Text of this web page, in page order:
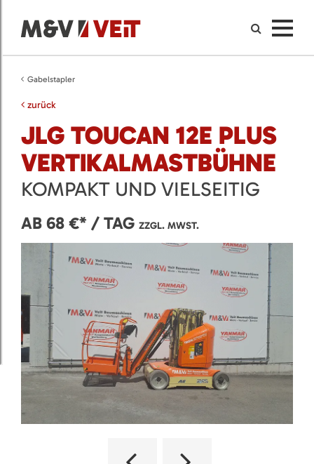
Gabelstapler
zurück
JLG TOUCAN 12E PLUS
VERTIKALMASTBÜHNE
KOMPAKT UND VIELSEITIG
AB 68 €* / TAG ZZGL. MWST.